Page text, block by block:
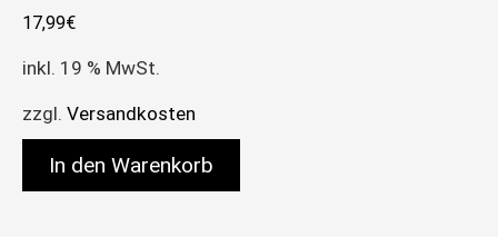
17,99€
inkl. 19 % MwSt.
zzgl. Versandkosten
In den Warenkorb